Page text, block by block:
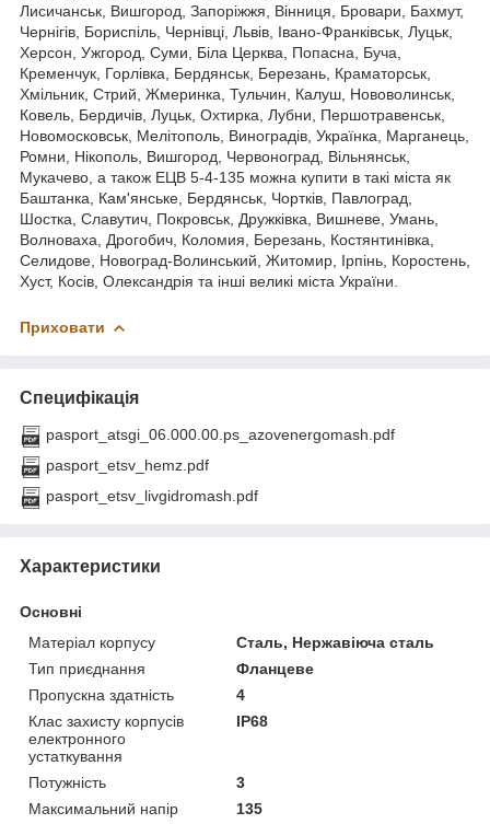
Лисичанськ, Вишгород, Запоріжжя, Вінниця, Бровари, Бахмут,
Чернігів, Бориспіль, Чернівці, Львів, Івано-Франківськ, Луцьк,
Херсон, Ужгород, Суми, Біла Церква, Попасна, Буча,
Кременчук, Горлівка, Бердянськ, Березань, Краматорськ,
Хмільник, Стрий, Жмеринка, Тульчин, Калуш, Нововолинськ,
Ковель, Бердичів, Луцьк, Охтирка, Лубни, Першотравенськ,
Новомосковськ, Мелітополь, Виноградів, Українка, Марганець,
Ромни, Нікополь, Вишгород, Червоноград, Вільнянськ,
Мукачево, а також ЕЦВ 5-4-135 можна купити в такі міста як
Баштанка, Кам'янське, Бердянськ, Чортків, Павлоград,
Шостка, Славутич, Покровськ, Дружківка, Вишневе, Умань,
Волноваха, Дрогобич, Коломия, Березань, Костянтинівка,
Селидове, Новоград-Волинський, Житомир, Ірпінь, Коростень,
Хуст, Косів, Олександрія та інші великі міста України.
Приховати
Специфікація
pasport_atsgi_06.000.00.ps_azovenergomash.pdf
pasport_etsv_hemz.pdf
pasport_etsv_livgidromash.pdf
Характеристики
Основні
Матеріал корпусу
Сталь, Нержавіюча сталь
Тип приєднання
Фланцеве
Пропускна здатність
4
Клас захисту корпусів
електронного
устаткування
IP68
Потужність
3
Максимальний напір
135